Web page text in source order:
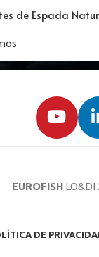
de Espada
EUROFISH LO&DI
DE